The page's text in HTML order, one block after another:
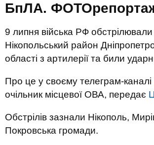
БпЛА.
9 липня війська РФ обстрілювали
Нікопольський район
області з артилерії та били
Про це у своєму телеграм-каналі
очільник місцевої ОВА, передає
Обстрілів зазнали Нікополь,
Покровська громади.